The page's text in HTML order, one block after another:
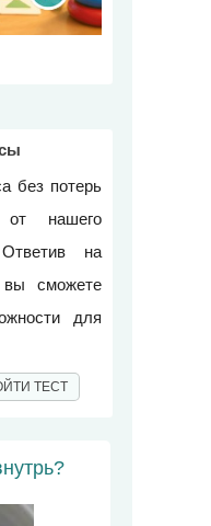
без потерь
нашего
на
вы сможете
для
ТЕСТ